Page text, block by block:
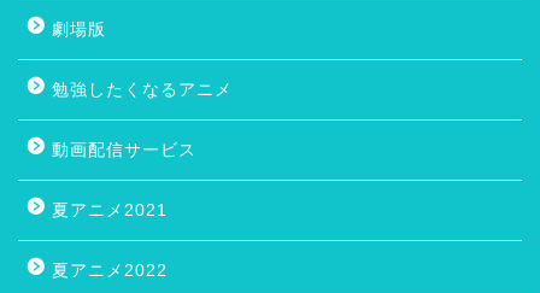
劇場版
勉強したくなるアニメ
動画配信サービス
夏アニメ2021
夏アニメ2022